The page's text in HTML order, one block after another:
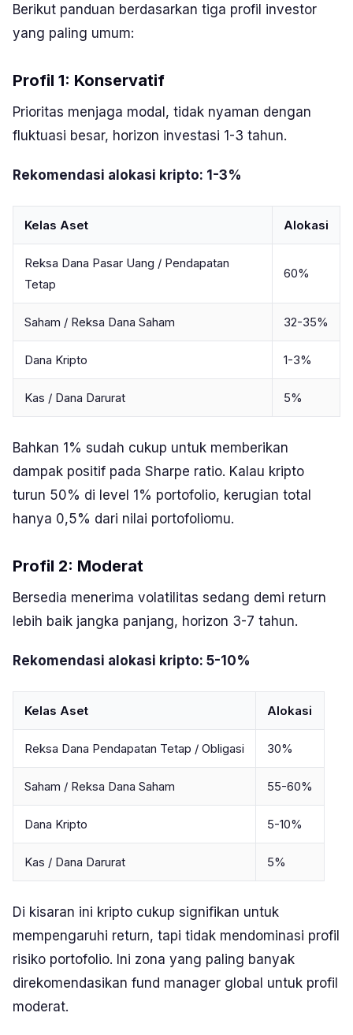
Berikut panduan berdasarkan tiga profil investor
yang paling umum:
Profil 1: Konservatif
Prioritas menjaga modal, tidak nyaman dengan
fluktuasi besar, horizon investasi 1-3 tahun.
Rekomendasi alokasi kripto: 1-3%
Kelas Aset Alokasi
Reksa Dana Pasar Uang / Pendapatan
Tetap
60%
Saham / Reksa Dana Saham 32-35%
Dana Kripto 1-3%
Kas / Dana Darurat 5%
Bahkan 1% sudah cukup untuk memberikan
dampak positif pada Sharpe ratio. Kalau kripto
turun 50% di level 1% portofolio, kerugian total
hanya 0,5% dari nilai portofoliomu.
Profil 2: Moderat
Bersedia menerima volatilitas sedang demi return
lebih baik jangka panjang, horizon 3-7 tahun.
Rekomendasi alokasi kripto: 5-10%
Kelas Aset Alokasi
Reksa Dana Pendapatan Tetap / Obligasi 30%
Saham / Reksa Dana Saham 55-60%
Dana Kripto 5-10%
Kas / Dana Darurat 5%
Di kisaran ini kripto cukup signifikan untuk
mempengaruhi return, tapi tidak mendominasi profil
risiko portofolio. Ini zona yang paling banyak
direkomendasikan fund manager global untuk profil
moderat.